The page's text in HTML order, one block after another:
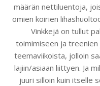
määrän nettiluentoja,
omien koirien
Vinkkejä on tullut
toimimiseen ja
teemaviikoista, jolloin
lajiin/asiaan liittyen. Ja
juuri silloin kuin itselle